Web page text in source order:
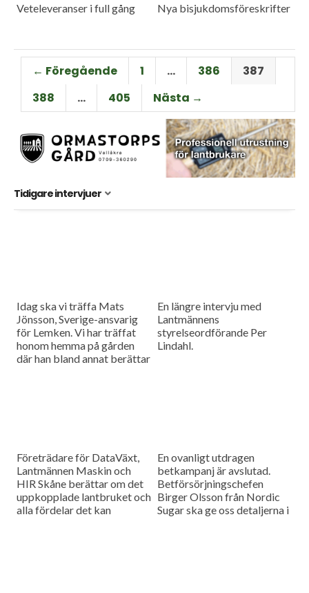
Veteleveranser i full gång Nya bisjukdomsföreskrifter
← Föregående 1 … 386
387
388
… 405 Nästa →
Tidigare intervjuer
Idag ska vi träffa Mats
Jönsson, Sverige-ansvarig
för Lemken. Vi har träffat
honom hemma på gården
där han bland annat berättar
En längre intervju med
Lantmännens
styrelseordförande Per
Lindahl.
Företrädare för DataVäxt,
Lantmännen Maskin och
HIR Skåne berättar om det
uppkopplade lantbruket och
alla fördelar det kan
En ovanligt utdragen
betkampanj är avslutad.
Betförsörjningschefen
Birger Olsson från Nordic
Sugar ska ge oss detaljerna i